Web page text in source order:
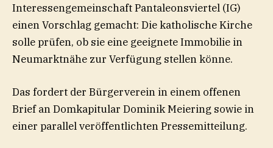
Interessengemeinschaft Pantaleonsviertel (IG)
einen Vorschlag gemacht: Die katholische Kirche
solle prüfen, ob sie eine geeignete Immobilie in
Neumarktnähe zur Verfügung stellen könne.
Das fordert der Bürgerverein in einem offenen
Brief an Domkapitular Dominik Meiering sowie in
einer parallel veröffentlichten Pressemitteilung.